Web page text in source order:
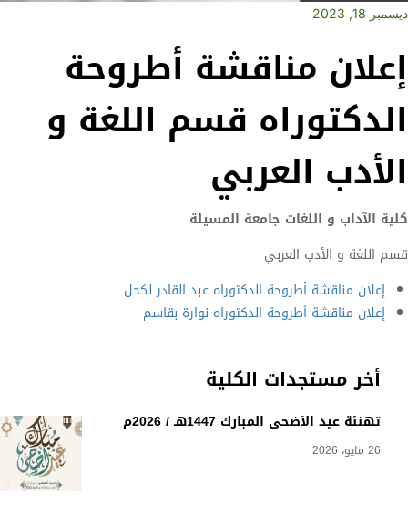
أخر مستجدات الكلية
تهنئة عيد الأضحى المبارك 1447هـ / 2026م
26 مايو، 2026
ديسمبر 18, 2023
إعلان مناقشة أطروحة
الدكتوراه قسم اللغة و
الأدب العربي
كلية الآداب و اللغات جامعة المسيلة
قسم اللغة و الأدب العربي
إعلان مناقشة أطروحة الدكتوراه عبد القادر لكحل
إعلان مناقشة أطروحة الدكتوراه نوارة بقاسم